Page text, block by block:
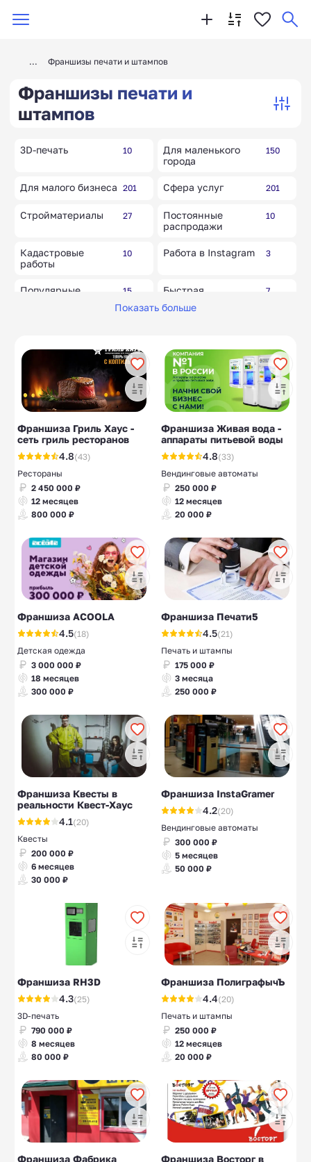
Франшизы печати и штампов
Франшизы печати и
штампов
3D-печать 10
Для маленького
города
150
Для малого бизнеса 201 Сфера услуг 201
Стройматериалы 27
Постоянные
распродажи
10
Кадастровые
работы
10 Работа в Instagram 3
Популярные,
15
Быстрая
7
Аренда
электроинструмент
10
Ландшафтный
дизайн
10
Психологические
центры
Веревочные парки 10
Показать больше
Франшиза Гриль Хаус -
сеть гриль ресторанов
4.8(43)
Рестораны
2 450 000 ₽
12 месяцев
800 000 ₽
Франшиза Живая вода -
аппараты питьевой воды
4.8(33)
Вендинговые автоматы
250 000 ₽
12 месяцев
20 000 ₽
Франшиза ACOOLA
4.5(18)
Детская одежда
3 000 000 ₽
18 месяцев
300 000 ₽
Франшиза Печати5
4.5(21)
Печать и штампы
175 000 ₽
3 месяца
250 000 ₽
Франшиза Квесты в
реальности Квест-Хаус
4.1(20)
Квесты
200 000 ₽
6 месяцев
30 000 ₽
Франшиза InstaGramer
4.2(20)
Вендинговые автоматы
300 000 ₽
5 месяцев
50 000 ₽
Франшиза RH3D
4.3(25)
3D-печать
790 000 ₽
8 месяцев
80 000 ₽
Франшиза ПолиграфычЪ
4.4(20)
Печать и штампы
250 000 ₽
12 месяцев
20 000 ₽
Франшиза Фабрика
Франшиза Восторг в